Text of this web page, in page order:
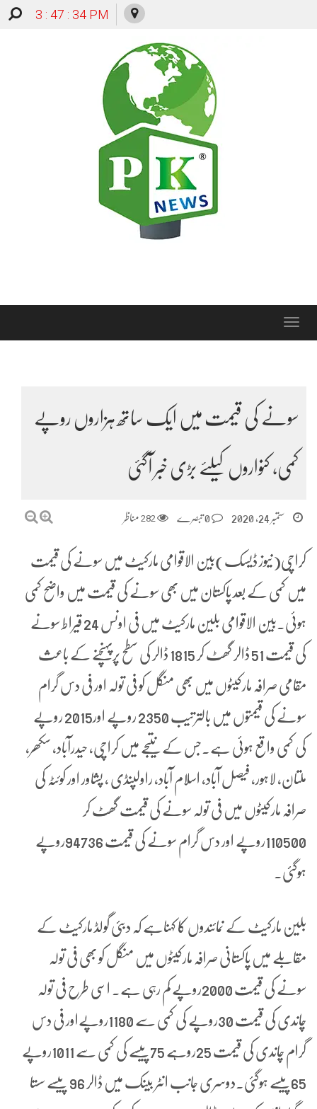
3 : 47 : 34 PM
Toggle
سونے کی قیمت میں ایک ساتھ ہزاروں روپے
کمی، کنواروں کیلئے بڑی خبر آگئی
ستمبر 24, 2020 282 مناظر
کراچی(نیوز ڈیسک)بین الاقوامی مارکیٹ میں سونے کی قیمت
میں کمی کے بعد پاکستان میں بھی سونے کی قیمت میں واضح کمی
ہوئی۔بین الاقوامی بلین مارکیٹ میں فی اونس 24 قیراط سونے
کی قیمت 51 ڈالر گھٹ کر 1815 ڈالر کی سطح پرپہنچنے کے باعث
مقامی صرافہ مارکیٹوں میں بھی منگل کو فی تولہ اور فی دس گرام
سونے کی قیمتوں میں بالترتیب 2350 روپے اور2015 روپے
کی کمی واقع ہوئی ہے۔جس کے نتیجے میں کراچی، حیدرآباد، سکھر،
ملتان، لاہور، فیصل آباد، اسلام آباد، راولپنڈی ، پشاور اور کوئٹہ کی
صرافہ مارکیٹوں میں فی تولہ سونے کی قیمت گھٹ کر
110500روپے اور دس گرام سونے کی قیمت 94736روپے
ہوگئی۔
بلین مارکیٹ کے نمائندوں کا کہناہے کہ دبئی گولڈ مارکیٹ کے
مقابلے میں پاکستانی صرافہ مارکیٹوں میں منگل کو بھی فی تولہ
سونے کی قیمت 2000روپے کم رہی ہے۔ اسی طرح فی تولہ
چاندی کی قیمت 30روپے کی کمی سے 1180روپےاور فی دس
گرام چاندی کی قیمت 25روہے 75پیسے کی کمی سے 1011روپے
65پیسے ہوگئی۔دوسری جانب انٹر بینک میں ڈالر 96 پیسے سستا